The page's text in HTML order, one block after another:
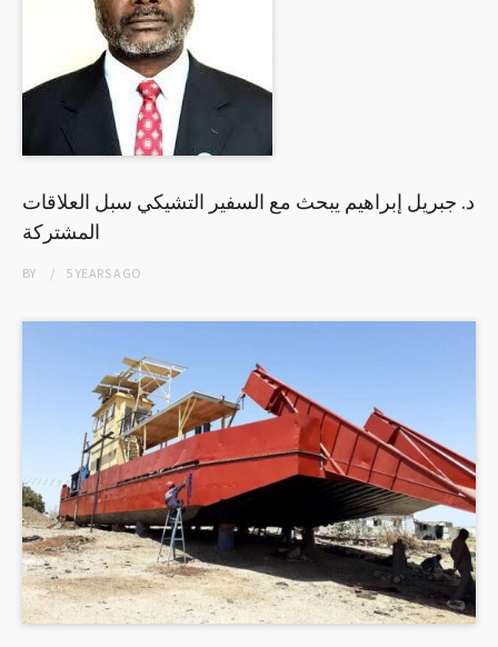
د. جبريل إبراهيم يبحث مع السفير التشيكي سبل العلاقات
المشتركة
BY 5 YEARSAGO